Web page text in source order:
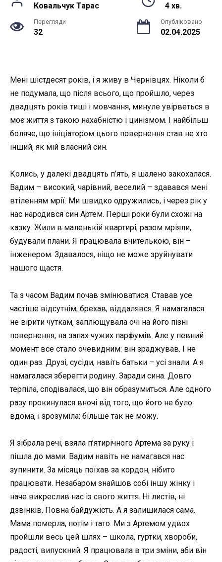
Ковальчук Тарас 4 хв.
Перегляди
32
Опубліковано
02.04.2025
Мені шістдесят років, і я живу в Чернівцях. Ніколи б
не подумала, що після всього, що пройшло, через
двадцять років тиші і мовчання, минуле увірветься в
моє життя з такою нахабністю і цинізмом. І найбільш
боляче, що ініціатором цього повернення став не хто
інший, як мій власний син.
Колись, у далекі двадцять п’ять, я шалено закохалася.
Вадим – високий, чарівний, веселий – здавався мені
втіленням мрії. Ми швидко одружились, і через рік у
нас народився син Артем. Перші роки були схожі на
казку. Жили в маленькій квартирі, разом мріяли,
будували плани. Я працювала вчителькою, він –
інженером. Здавалося, ніщо не може зруйнувати
нашого щастя.
Та з часом Вадим почав змінюватися. Ставав усе
частіше відсутнім, брехав, віддалявся. Я намагалася
не вірити чуткам, заплющувала очі на його пізні
повернення, на запах чужих парфумів. Але у певний
момент все стало очевидним: він зраджував. І не
один раз. Друзі, сусіди, навіть батьки – усі знали. А я
намагалася зберегти родину. Заради сина. Довго
терпіла, сподівалася, що він образумиться. Але одного
разу прокинулася вночі від того, що його не було
вдома, і зрозуміла: більше так не можу.
Я зібрала речі, взяла п’ятирічного Артема за руку і
пішла до мами. Вадим навіть не намагався нас
зупинити. За місяць поїхав за кордон, нібито
працювати. Незабаром знайшов собі іншу жінку і
наче викреслив нас із свого життя. Ні листів, ні
дзвінків. Повна байдужість. А я залишилася сама.
Мама померла, потім і тато. Ми з Артемом удвох
пройшли весь цей шлях – школа, гуртки, хвороби,
радості, випускний. Я працювала в три зміни, аби він